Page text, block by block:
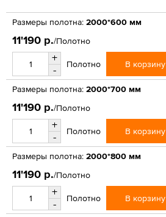
Размеры полотна: 2000*600 мм
11'190 р./Полотно
+
-
Полотно В корзину
Размеры полотна: 2000*700 мм
11'190 р./Полотно
+
-
Полотно В корзину
Размеры полотна: 2000*800 мм
11'190 р./Полотно
+
-
Полотно В корзину